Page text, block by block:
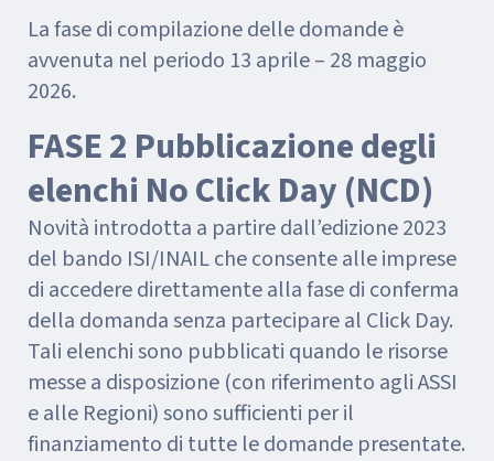
La fase di compilazione delle domande è
avvenuta nel periodo 13 aprile – 28 maggio
2026.
FASE 2 Pubblicazione degli
elenchi No Click Day (NCD)
Novità introdotta a partire dall’edizione 2023
del bando ISI/INAIL che consente alle imprese
di accedere direttamente alla fase di conferma
della domanda senza partecipare al Click Day.
Tali elenchi sono pubblicati quando le risorse
messe a disposizione (con riferimento agli ASSI
e alle Regioni) sono sufficienti per il
finanziamento di tutte le domande presentate.